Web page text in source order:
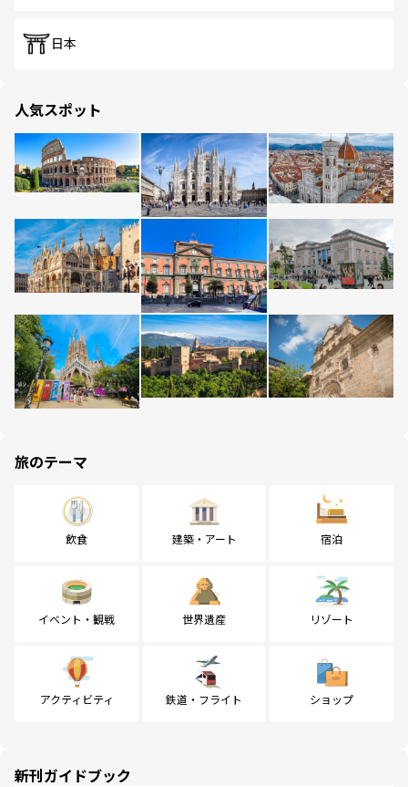
日本
人気スポット
旅のテーマ
飲食 建築・アート 宿泊
イベント・観戦 世界遺産 リゾート
アクティビティ 鉄道・フライト ショップ
新刊ガイドブック